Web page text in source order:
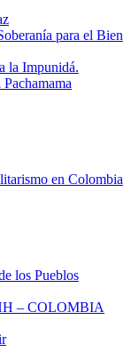
para el Bien
la Impunidá.
en Colombia
los Pueblos
– COLOMBIA